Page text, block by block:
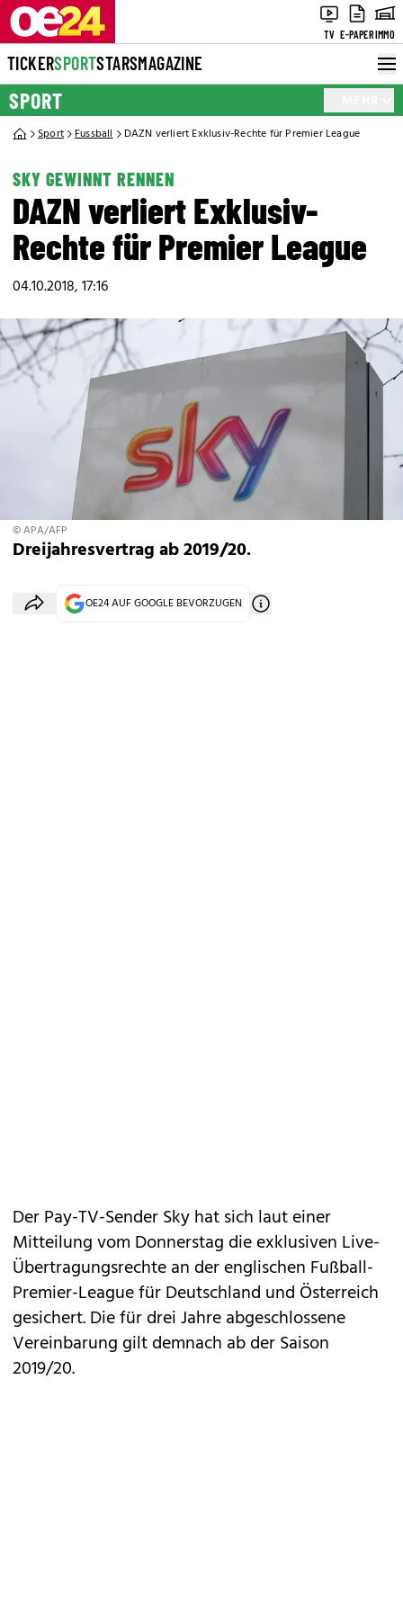
TV E-PAPERIMMO
TICKERSPORTSTARSMAGAZINE
SPORT
Sport Fussball DAZN verliert Exklusiv-Rechte für Premier League
SKY GEWINNT RENNEN
DAZN verliert Exklusiv-
Rechte für Premier League
04.10.2018, 17:16
© APA/AFP
Dreijahresvertrag ab 2019/20.
OE24 AUF GOOGLE BEVORZUGEN
Der Pay-TV-Sender Sky hat sich laut einer
Mitteilung vom Donnerstag die exklusiven Live-
Übertragungsrechte an der englischen Fußball-
Premier-League für Deutschland und Österreich
gesichert. Die für drei Jahre abgeschlossene
Vereinbarung gilt demnach ab der Saison
2019/20.